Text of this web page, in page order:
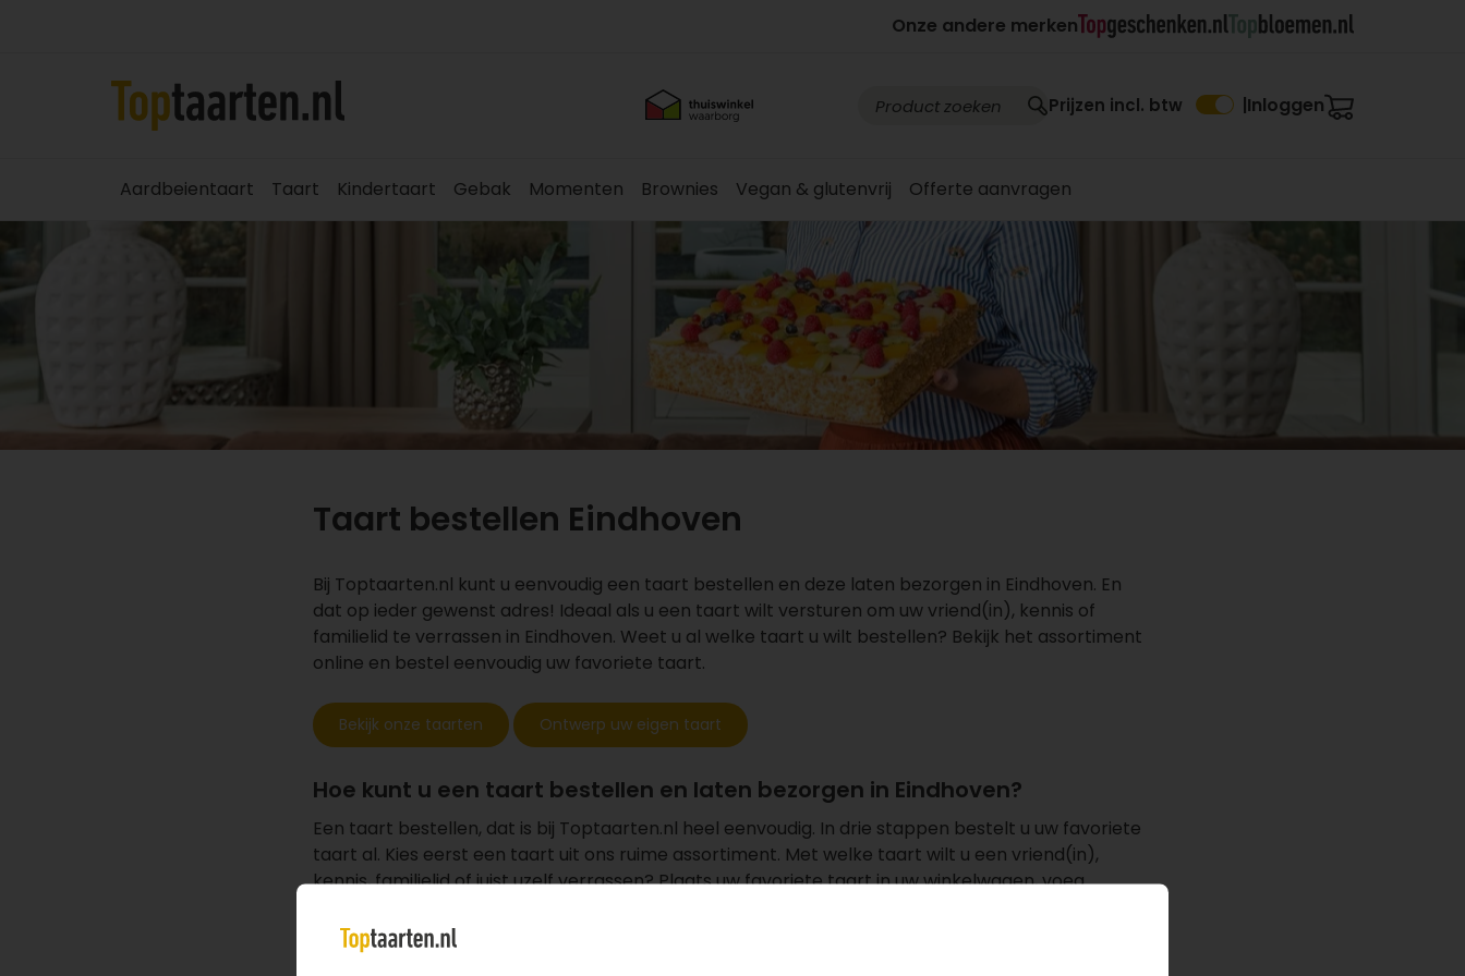
Onze andere merken
Prijzen incl. btw Inloggen
Aardbeientaart Taart Kindertaart Gebak Momenten Brownies Vegan & glutenvrij Offerte aanvragen
Taart bestellen Eindhoven
Bij Toptaarten.nl kunt u eenvoudig een taart bestellen en deze laten bezorgen in Eindhoven. En
dat op ieder gewenst adres! Ideaal als u een taart wilt versturen om uw vriend(in), kennis of
familielid te verrassen in Eindhoven. Weet u al welke taart u wilt bestellen? Bekijk het assortiment
online en bestel eenvoudig uw favoriete taart.
Bekijk onze taarten Ontwerp uw eigen taart
Hoe kunt u een taart bestellen en laten bezorgen in Eindhoven?
Een taart bestellen, dat is bij Toptaarten.nl heel eenvoudig. In drie stappen bestelt u uw favoriete
taart al. Kies eerst een taart uit ons ruime assortiment. Met welke taart wilt u een vriend(in),
kennis, familielid of juist uzelf verrassen? Plaats uwfavoriete taartin uw winkelwagen, voeg
wij uw bestelling hebben ontvangen, versturen wij de taart naar het ingevulde adres in Eindhoven.